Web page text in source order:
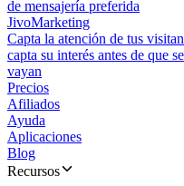
de mensajería preferida
JivoMarketing
Capta la atención de tus
capta su interés antes de que se
vayan
Precios
Afiliados
Ayuda
Aplicaciones
Blog
Recursos